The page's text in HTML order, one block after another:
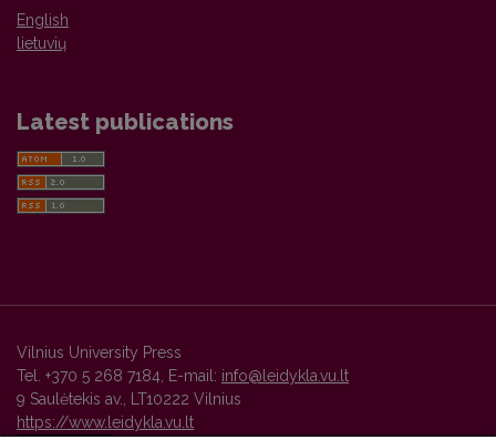
English
lietuvių
Latest publications
Vilnius University Press
Tel. +370 5 268 7184, E-mail: info@leidykla.vu.lt
9 Saulėtekis av., LT10222 Vilnius
https://www.leidykla.vu.lt